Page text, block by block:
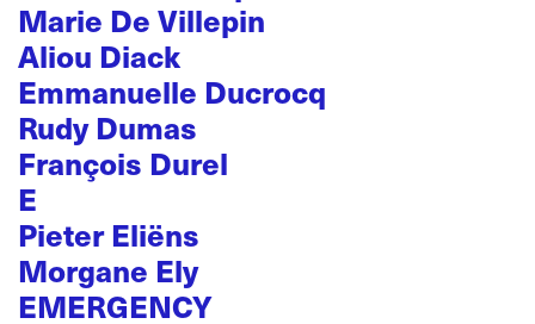
Marie De Villepin
Aliou Diack
Emmanuelle Ducrocq
Rudy Dumas
François Durel
E
Pieter Eliëns
Morgane Ely
EMERGENCY